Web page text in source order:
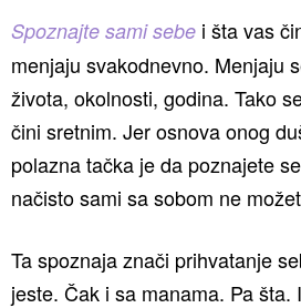
Spoznajte sami sebe i šta vas
menjaju svakodnevno. Menjaju
života, okolnosti, godina. Tako
čini sretnim. Jer osnova onog
polazna tačka je da poznajete
načisto sami sa sobom ne
Ta spoznaja znači prihvatanje
jeste. Čak i sa manama. Pa šta.